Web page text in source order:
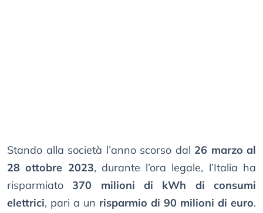
Stando alla società l’anno scorso dal 26 marzo al
28 ottobre 2023, durante l’ora legale, l’Italia ha
risparmiato370 milioni di kWh di consumi
elettrici, pari a un risparmio di 90 milioni di euro.